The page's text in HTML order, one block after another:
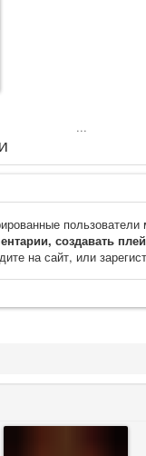
...
создавать
на сайт, или